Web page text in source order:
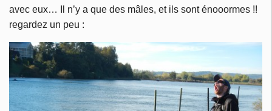
avec eux… Il n’y a que des mâles, et ils sont énooormes !!
regardez un peu :